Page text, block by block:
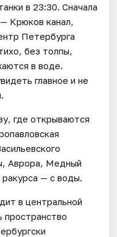
в 23:30. Сначала
Крюков канал,
Петербурга
без толпы,
в воде.
главное и не
где открываются
Аврора, Медный
ракурса — с воды.
в центральной